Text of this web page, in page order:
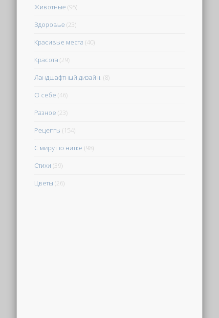
Животные (95)
Здоровье (23)
Красивые места (40)
Красота (29)
Ландшафтный дизайн. (8)
О себе (46)
Разное (23)
Рецепты (154)
С миру по нитке (98)
Стихи (39)
Цветы (26)